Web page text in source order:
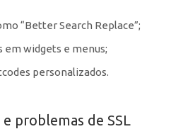
“Better Search Replace”;
em widgets e menus;
personalizados.
problemas de SSL